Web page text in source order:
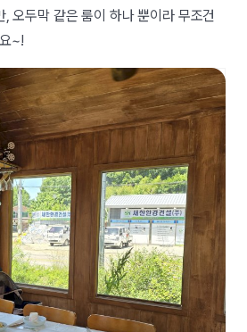
오두막 같은 룸이 하나 뿐이라 무조건
~!